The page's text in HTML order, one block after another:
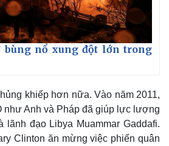
Thị trường
Giá vàng
Tiêu dùng
bùng nổ xung đột lớn trong
khiếp hơn nữa. Vào năm 2011,
như Anh và Pháp đã giúp lực lượng
lãnh đạo Libya Muammar Gaddafi.
Clinton ăn mừng việc phiến quân